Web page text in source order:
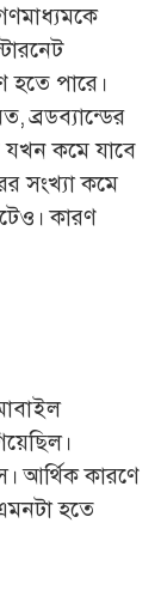
হতে পারে।
ব্রডব্যান্ডের
যখন কমে যাবে
সংখ্যা কমে
কারণ
আর্থিক কারণে
হতে